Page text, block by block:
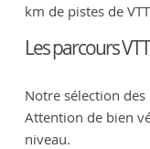
km de pistes de
Les parcours
Notre sélection des
Attention de bien
niveau.